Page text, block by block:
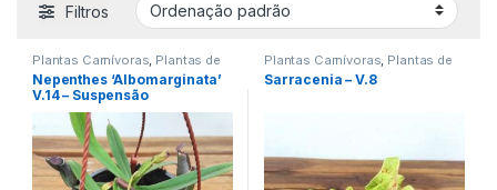
Filtros
Plantas Carnívoras Plantas de
Interior
Nepenthes ‘Albomarginata’
V.14 – Suspensão
Plantas Carnívoras Plantas de
Interior
Sarracenia – V.8